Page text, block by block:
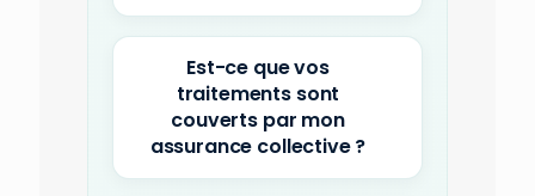
Est-ce que vos
traitements sont
couverts par mon
assurance collective ?